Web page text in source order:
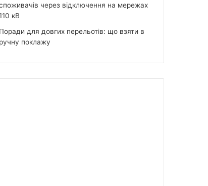
через відключення на мережах
кВ
Поради для довгих перельотів: що взяти в
ручну поклажу